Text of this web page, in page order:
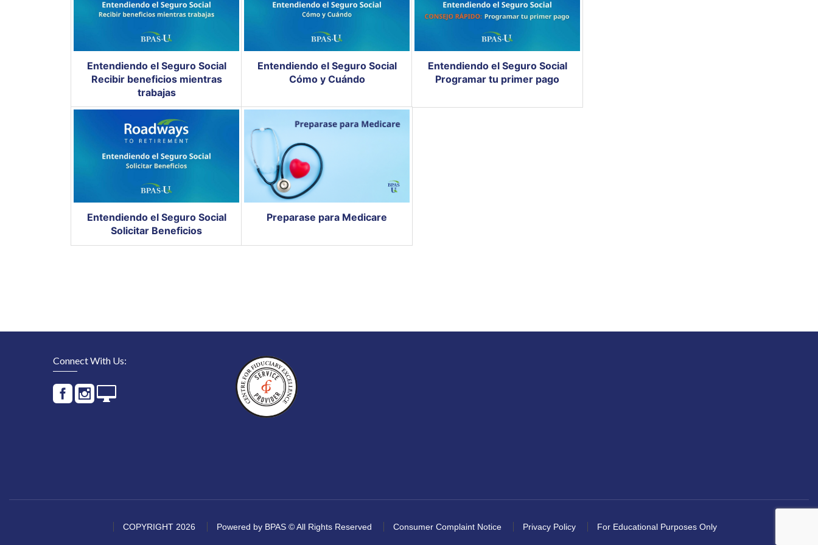
Entendiendo el Seguro Social
Recibir beneficios mientras
trabajas
Entendiendo el Seguro Social
Cómo y Cuándo
Entendiendo el Seguro Social
Programar tu primer pago
Entendiendo el Seguro Social
Solicitar Beneficios
Preparase para Medicare
Connect With Us:
COPYRIGHT 2026 Powered by BPAS © All Rights Reserved Consumer Complaint Notice Privacy Policy For Educational Purposes Only